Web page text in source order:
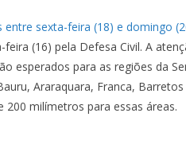
sexta-feira (18) e domingo
(16) pela Defesa Civil. A
esperados para as regiões da
Araraquara, Franca,
milímetros para essas áreas.